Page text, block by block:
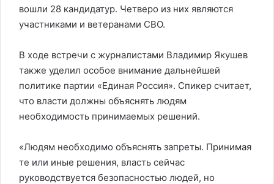
вошли 28 кандидатур. Четверо из них являются
участниками и ветеранами СВО.
В ходе встречи с журналистами Владимир Якушев
также уделил особое внимание дальнейшей
политике партии «Единая Россия». Спикер считает,
что власти должны объяснять людям
необходимость принимаемых решений.
«Людям необходимо объяснять запреты. Принимая
те или иные решения, власть сейчас
руководствуется безопасностью людей, но